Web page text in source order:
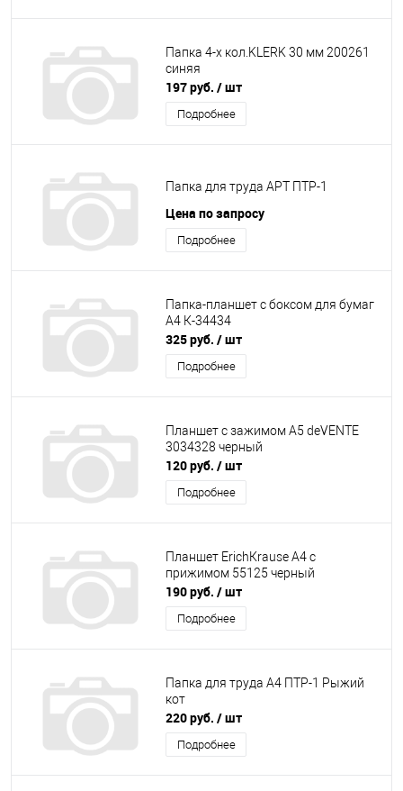
Папка 4-х кол.KLERK 30 мм 200261
синяя
197 руб. / шт
Подробнее
Папка для труда АРТ ПТР-1
Цена по запросу
Подробнее
Папка-планшет с боксом для бумаг
А4 К-34434
325 руб. / шт
Подробнее
Планшет с зажимом А5 deVENTE
3034328 черный
120 руб. / шт
Подробнее
Планшет ЕrichКrause А4 с
прижимом 55125 черный
190 руб. / шт
Подробнее
Папка для труда А4 ПТР-1 Рыжий
кот
220 руб. / шт
Подробнее